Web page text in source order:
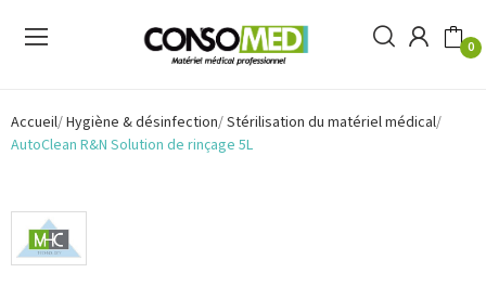
0
Accueil Hygiène & désinfection Stérilisation du matériel médical
AutoClean R&N Solution de rinçage 5L